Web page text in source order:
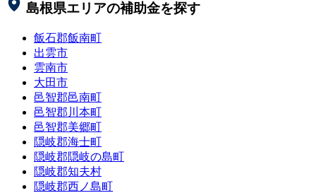
島根県エリアの補助金を探す
飯石郡飯南町
出雲市
雲南市
大田市
邑智郡邑南町
邑智郡川本町
邑智郡美郷町
隠岐郡海士町
隠岐郡隠岐の島町
隠岐郡知夫村
隠岐郡西ノ島町